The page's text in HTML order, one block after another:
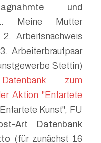
und
Meine Mutter
Arbeitsnachweis
Arbeiterbrautpaar
Stettin)
zum
Aktion "Entartete
Kunst", FU
Art Datenbank
(für zunächst 16